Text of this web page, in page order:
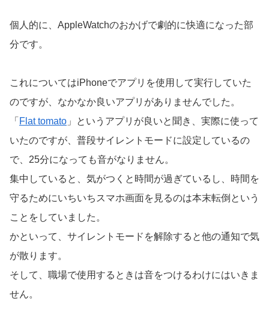
個人的に、AppleWatchのおかげで劇的に快適になった部
分です。
これについてはiPhoneでアプリを使用して実行していた
のですが、なかなか良いアプリがありませんでした。
「 Flat tomato 」というアプリが良いと聞き、実際に使って
いたのですが、普段サイレントモードに設定しているの
で、25分になっても音がなりません。
集中していると、気がつくと時間が過ぎているし、時間を
守るためにいちいちスマホ画面を見るのは本末転倒という
ことをしていました。
かといって、サイレントモードを解除すると他の通知で気
が散ります。
そして、職場で使用するときは音をつけるわけにはいきま
せん。